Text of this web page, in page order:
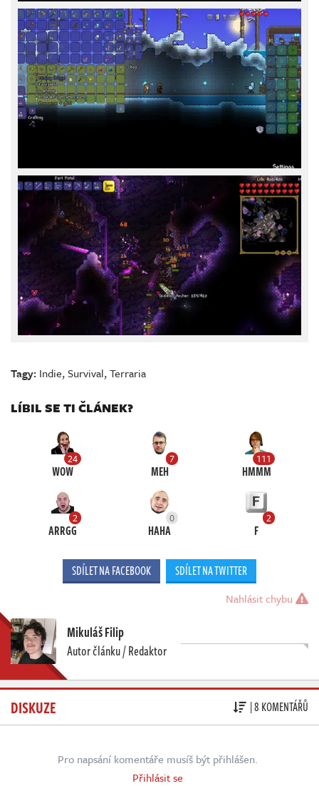
Tagy: Indie,Survival,Terraria
LÍBIL SE TI ČLÁNEK?
24
WOW
7
MEH
111
HMMM
2
ARRGG
0
HAHA
2
F
SDÍLET NA FACEBOOK SDÍLET NA TWITTER
Nahlásit chybu
Mikuláš Filip
Autor článku / Redaktor
DISKUZE | 8 KOMENTÁŘŮ
Pro napsání komentáře musíš být přihlášen.
Přihlásit se